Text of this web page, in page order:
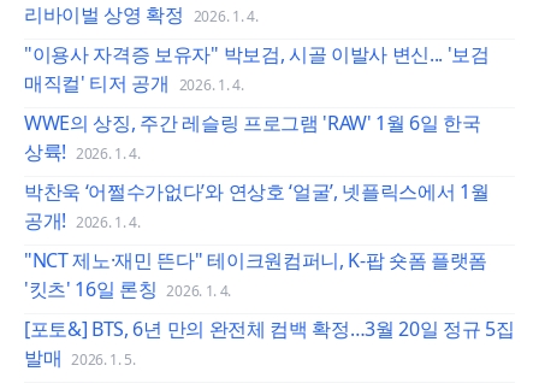
리바이벌 상영 확정 2026. 1. 4.
"이용사 자격증 보유자" 박보검, 시골 이발사 변신... '보검
매직컬' 티저 공개 2026. 1. 4.
WWE의 상징, 주간 레슬링 프로그램 'RAW' 1월 6일 한국
상륙! 2026. 1. 4.
박찬욱 ‘어쩔수가없다’와 연상호 ‘얼굴’, 넷플릭스에서 1월
공개! 2026. 1. 4.
"NCT 제노·재민 뜬다" 테이크원컴퍼니, K-팝 숏폼 플랫폼
'킷츠' 16일 론칭 2026. 1. 4.
[포토&] BTS, 6년 만의 완전체 컴백 확정…3월 20일 정규 5집
발매 2026. 1. 5.